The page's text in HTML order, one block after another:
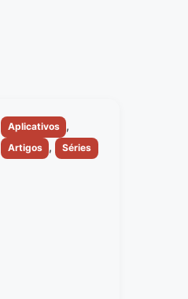
Categorias
Aplicativos ,
Artigos , Séries